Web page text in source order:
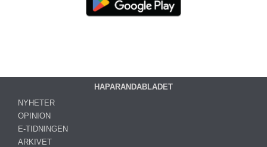
HAPARANDABLADET
NYHETER
OPINION
E-TIDNINGEN
ARKIVET